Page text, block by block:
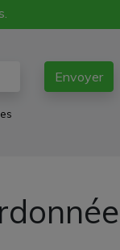
Envoyer